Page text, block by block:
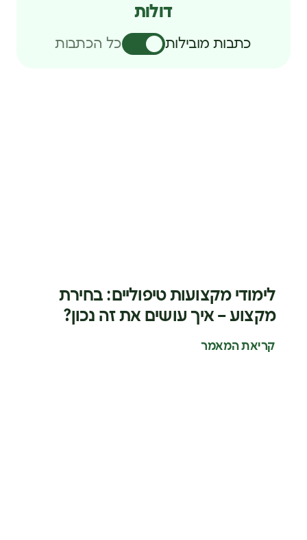
דולות
כתבות מובילות כל הכתבות
לימודי מקצועות טיפוליים: בחירת
מקצוע – איך עושים את זה נכון?
קריאת המאמר